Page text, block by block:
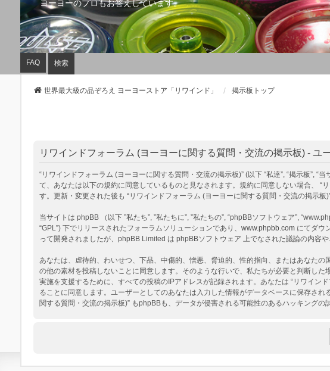
ヨーヨーのプロもお答えしています。
FAQ 検索
世界最大級の品ぞろえ ヨーヨーストア「リワインド」 掲示板トップ
リワインドフォーラム (ヨーヨーに関する質問・交流の掲示板) - ユ
“リワインドフォーラム (ヨーヨーに関する質問・交流の掲示板)” (以下 “私達”, “掲示板”,
て、あなたは以下の規約に同意しているものと見なされます。規約に同意しない場合、 “
す。更新・変更された後も “リワインドフォーラム (ヨーヨーに関する質問・交流の掲示
当サイトは phpBB （以下 ”私たち”, ”私たちに”, ”私たちの”, “phpBBソフトウェア”,
“GPL”) 下でリリースされたフォーラムソリューションであり、 www.phpbb.comにてダウ
って開発されましたが、phpBB Limited は phpBBソフトウェア 上でなされた議論の内容
あなたは、虐待的、わいせつ、下品、中傷的、憎悪、脅迫的、性的指向、またはあなた
の他の素材を投稿しないことに同意します。そのような行いで、私たちが必要と判断し
実施を支援するために、すべての投稿のIPアドレスが記録されます。あなたは “リワイン
ることに同意します。ユーザーとしてのあなたは入力した情報がデータベースに保存さ
関する質問・交流の掲示板)” もphpBBも、データが侵害される可能性のあるハッキングの